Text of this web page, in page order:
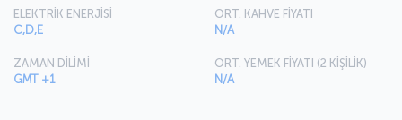
ELEKTRİK ENERJİSİ
C,D,E
ZAMAN DİLİMİ
GMT +1
ORT. KAHVE FİYATI
N/A
ORT. YEMEK FİYATI (2 KİŞİLİK)
N/A